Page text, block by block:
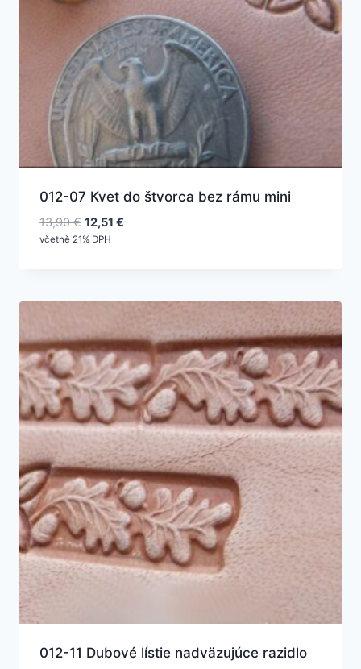
012-07 Kvet do štvorca bez rámu mini
13,90€ Pôvodná
cena
12,51 €Aktuálna
včetně 21% DPH
012-11 Dubové lístie nadväzujúce razidlo